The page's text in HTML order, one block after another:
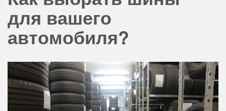
для вашего
автомобиля?